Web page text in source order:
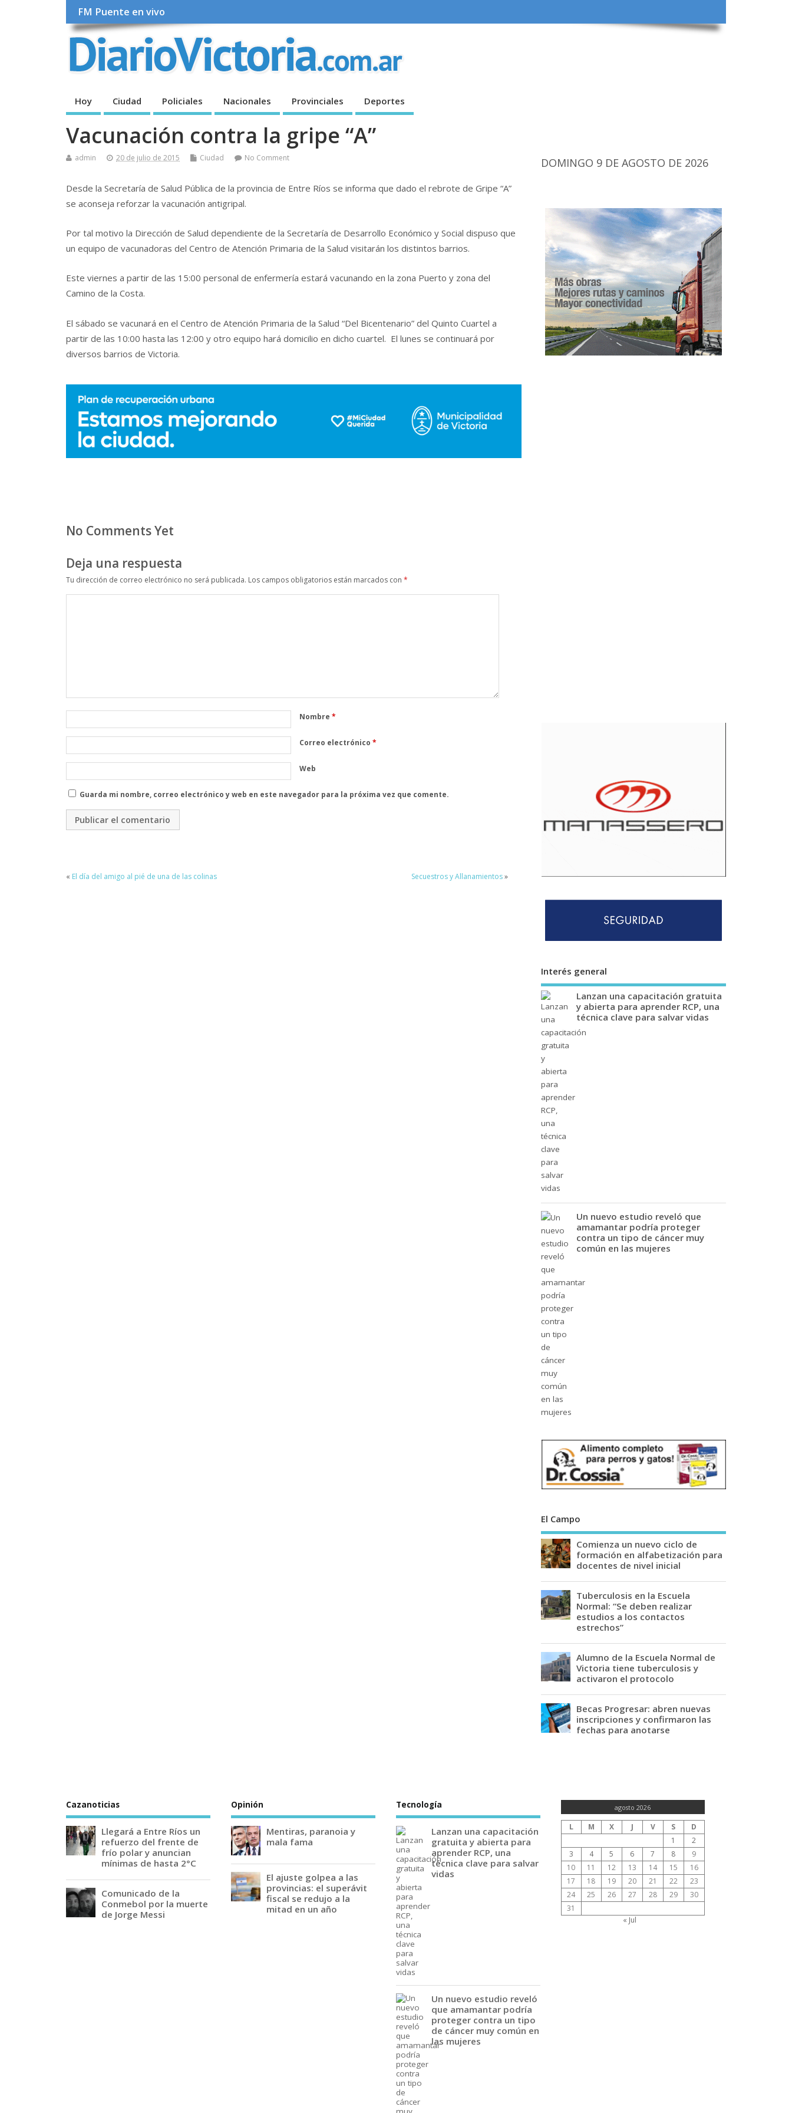
FM Puente en vivo
Hoy Ciudad Policiales Nacionales Provinciales Deportes
Vacunación contra la gripe “A”
admin 20 de julio de 2015 Ciudad No Comment
Desde la Secretaría de Salud Pública de la provincia de Entre Ríos se informa que dado el rebrote de Gripe “A”
se aconseja reforzar la vacunación antigripal.
Por tal motivo la Dirección de Salud dependiente de la Secretaría de Desarrollo Económico y Social dispuso que
un equipo de vacunadoras del Centro de Atención Primaria de la Salud visitarán los distintos barrios.
Este viernes a partir de las 15:00 personal de enfermería estará vacunando en la zona Puerto y zona del
Camino de la Costa.
El sábado se vacunará en el Centro de Atención Primaria de la Salud “Del Bicentenario” del Quinto Cuartel a
partir de las 10:00 hasta las 12:00 y otro equipo hará domicilio en dicho cuartel. El lunes se continuará por
diversos barrios de Victoria.
No Comments Yet
Deja una respuesta
Tu dirección de correo electrónico no será publicada. Los campos obligatorios están marcados con *
Nombre *
Correo electrónico *
Web
Guarda mi nombre, correo electrónico y web en este navegador para la próxima vez que comente.
« El día del amigo al pié de una de las colinas Secuestros y Allanamientos»
DOMINGO 9 DE AGOSTO DE 2026
Interés general
Lanzan una capacitación gratuita
y abierta para aprender RCP, una
técnica clave para salvar vidas
Un nuevo estudio reveló que
amamantar podría proteger
contra un tipo de cáncer muy
común en las mujeres
El Campo
Comienza un nuevo ciclo de
formación en alfabetización para
docentes de nivel inicial
Tuberculosis en la Escuela
Normal: “Se deben realizar
estudios a los contactos
estrechos”
Alumno de la Escuela Normal de
Victoria tiene tuberculosis y
activaron el protocolo
Becas Progresar: abren nuevas
inscripciones y confirmaron las
fechas para anotarse
Cazanoticias
Llegará a Entre Ríos un
refuerzo del frente de
frío polar y anuncian
mínimas de hasta 2°C
Comunicado de la
Conmebol por la muerte
de Jorge Messi
Opinión
Mentiras, paranoia y
mala fama
El ajuste golpea a las
provincias: el superávit
fiscal se redujo a la
mitad en un año
Tecnología
Lanzan una capacitación
gratuita y abierta para
aprender RCP, una
técnica clave para salvar
vidas
Un nuevo estudio reveló
que amamantar podría
proteger contra un tipo
de cáncer muy común en
las mujeres
agosto 2026
L M X J V S
D
1
2
3
4 5 6 7 8
9
10
11 12 13 14 15
16
17
18 19 20 21 22
23
24
25 26 27 28 29
30
31
« Jul